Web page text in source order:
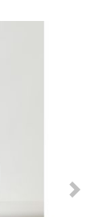
Next